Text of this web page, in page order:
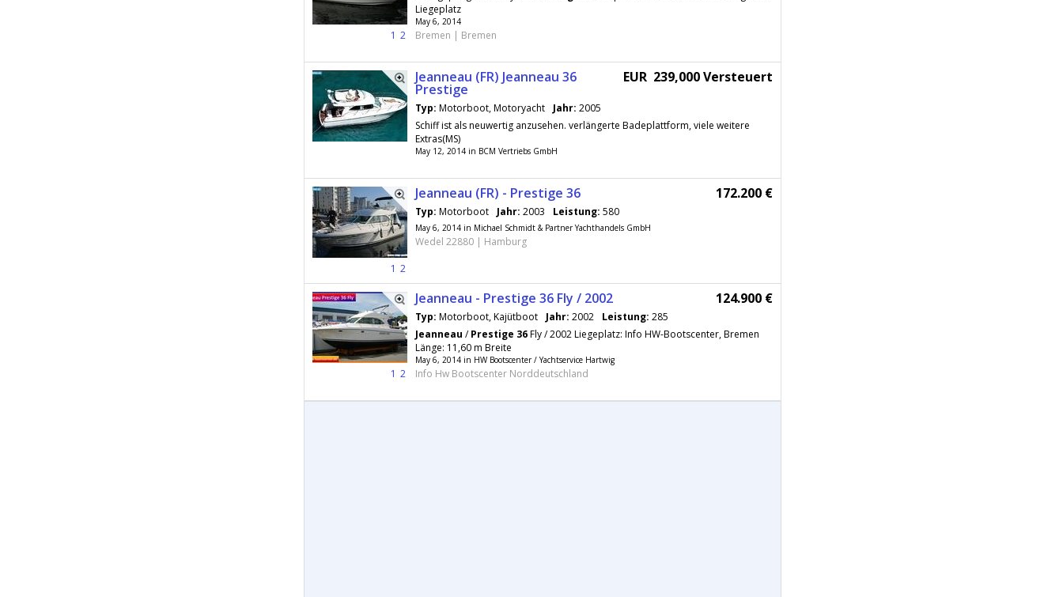
1 2
Liegeplatz
May 6, 2014
Bremen | Bremen
Jeanneau (FR) Jeanneau 36
Prestige
EUR 239,000 Versteuert
Typ: Motorboot, Motoryacht Jahr: 2005
Schiff ist als neuwertig anzusehen. verlängerte Badeplattform, viele weitere
Extras(MS)
May 12, 2014 in BCM Vertriebs GmbH
1 2
Jeanneau (FR) - Prestige 36 172.200 €
Typ: Motorboot Jahr: 2003 Leistung: 580
May 6, 2014 in Michael Schmidt & Partner Yachthandels GmbH
Wedel 22880 | Hamburg
1 2
Jeanneau - Prestige 36 Fly / 2002 124.900 €
Typ: Motorboot, Kajütboot Jahr: 2002 Leistung: 285
Jeanneau /Prestige 36Fly / 2002 Liegeplatz: Info HW-Bootscenter, Bremen
Länge: 11,60 m Breite
May 6, 2014 in HW Bootscenter / Yachtservice Hartwig
Info Hw Bootscenter Norddeutschland